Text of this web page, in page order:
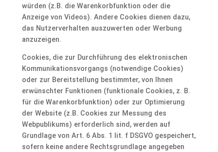
würden (z.B. die Warenkorbfunktion oder die
Anzeige von Videos). Andere Cookies dienen dazu,
das Nutzerverhalten auszuwerten oder Werbung
anzuzeigen.
Cookies, die zur Durchführung des elektronischen
Kommunikationsvorgangs (notwendige Cookies)
oder zur Bereitstellung bestimmter, von Ihnen
erwünschter Funktionen (funktionale Cookies, z. B.
für die Warenkorbfunktion) oder zur Optimierung
der Website (z.B. Cookies zur Messung des
Webpublikums) erforderlich sind, werden auf
Grundlage von Art. 6 Abs. 1 lit. f DSGVO gespeichert,
sofern keine andere Rechtsgrundlage angegeben